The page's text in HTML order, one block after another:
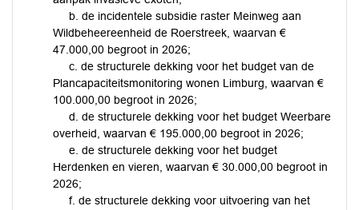
b. de incidentele subsidie raster Meinweg aan
Wildbeheereenheid de Roerstreek, waarvan €
47.000,00 begroot in 2026;
c. de structurele dekking voor het budget van de
Plancapaciteitsmonitoring wonen Limburg, waarvan €
100.000,00 begroot in 2026;
d. de structurele dekking voor het budget Weerbare
overheid, waarvan € 195.000,00 begroot in 2026;
e. de structurele dekking voor het budget
Herdenken en vieren, waarvan € 30.000,00 begroot in
2026;
f. de structurele dekking voor uitvoering van het